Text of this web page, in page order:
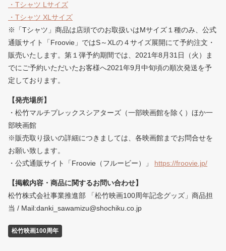
・Tシャツ Lサイズ
・Tシャツ XLサイズ
※「Tシャツ」商品は店頭でのお取扱いはMサイズ１種のみ、公式
通販サイト「Froovie」ではS～XLの４サイズ展開にて予約注文・
販売いたします。第１弾予約期間では、2021年8月31日（火）ま
でにご予約いただいたお客様へ2021年9月中旬頃の順次発送を予
定しております。
【発売場所】
・松竹マルチプレックスシアターズ（一部映画館を除く）ほか一
部映画館
※販売取り扱いの詳細につきましては、各映画館までお問合せを
お願い致します。
・公式通販サイト「Froovie（フルービー）」 https://froovie.jp/
【掲載内容・商品に関するお問い合わせ】
松竹株式会社事業推進部 「松竹映画100周年記念グッズ」商品担
当 / Mail:danki_sawamizu@shochiku.co.jp
松竹映画100周年